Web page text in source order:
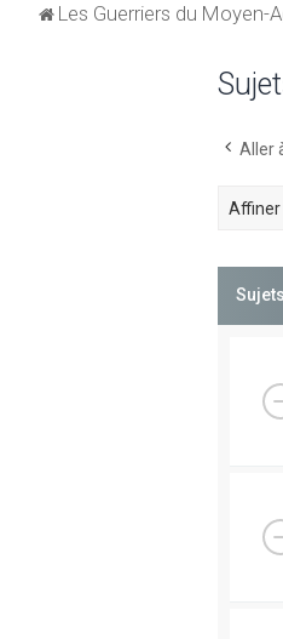
Les Guerriers du Moyen-
Aller
Sujets